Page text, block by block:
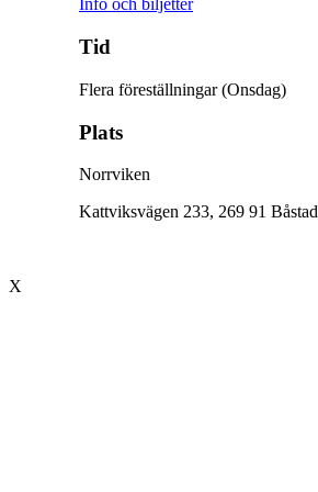
Info och biljetter
Tid
Flera föreställningar (Onsdag)
Plats
Norrviken
Kattviksvägen 233, 269 91 Båstad
X